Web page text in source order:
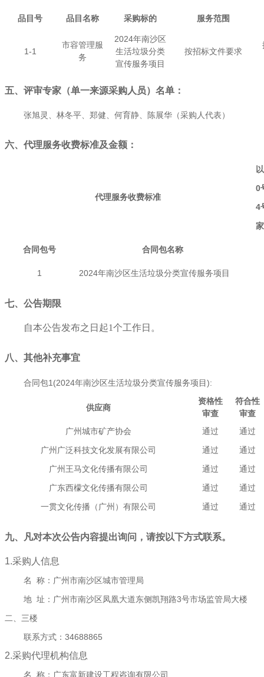
品目号 品目名称 采购标的 服务范围
1-1
市容管理服
务
2024年南沙区
生活垃圾分类
宣传服务项目
按招标文件要求
五、评审专家（单一来源采购人员）名单：
张旭灵 林冬平 郑健 何育静 陈展华（采购人代表）
六、代理服务收费标准及金额：
代理服务收费标准
0
4
合同包号 合同包名称
1 2024年南沙区生活垃圾分类宣传服务项目
七、公告期限
自本公告发布之日起1个工作日。
八、其他补充事宜
合同包1(2024年南沙区生活垃圾分类宣传服务项目):
供应商
资格性
审查
符合性
审查
广州城市矿产协会
通过
通过
广州广泛科技文化发展有限公司
通过
通过
广州王马文化传播有限公司
通过
通过
广东西檬文化传播有限公司
通过
通过
一贯文化传播（广州）有限公司
通过 通过
九、凡对本次公告内容提出询问，请按以下方式联系。
1.采购人信息
名 称： 广州市南沙区城市管理局
地 址： 广州市南沙区凤凰大道东侧凯翔路3号市场监管局大楼
二、三楼
联系方式： 34688865
2.采购代理机构信息
名 称： 广东富新建设工程咨询有限公司